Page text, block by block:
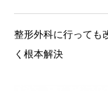
整形外科に行っても
く根本解決